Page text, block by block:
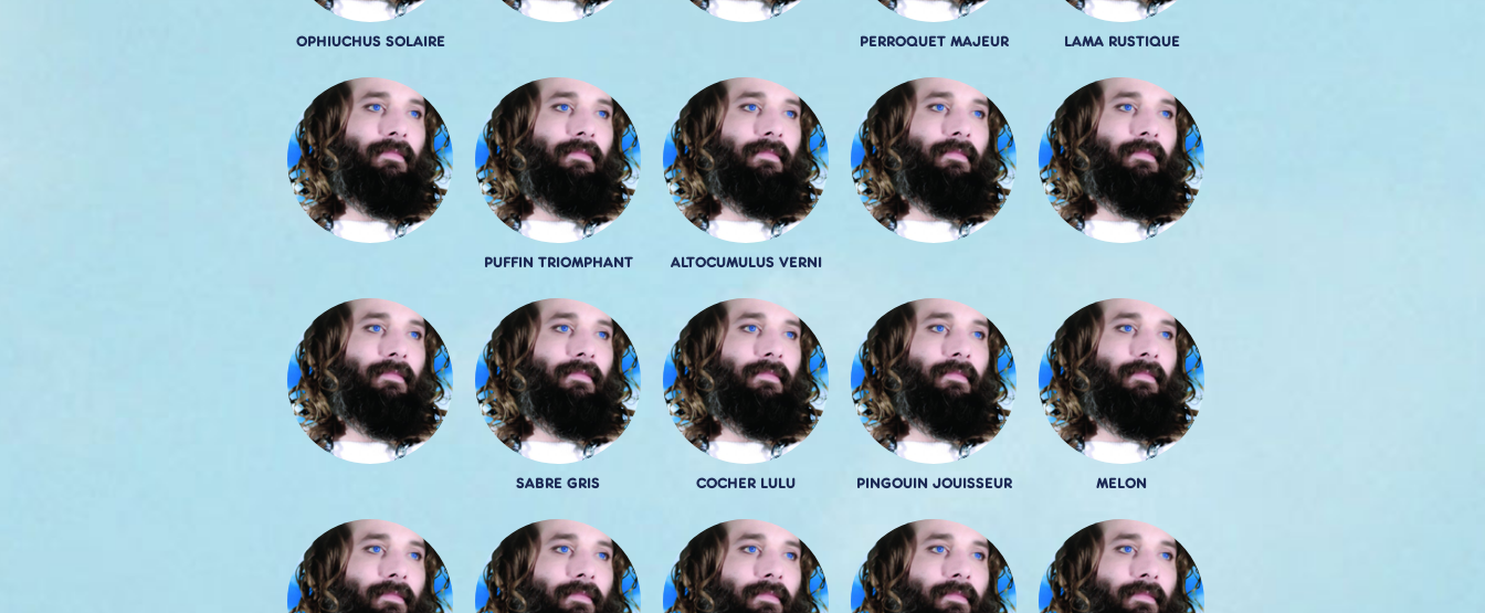
OPHIUCHUS SOLAIRE PERROQUET MAJEUR LAMA RUSTIQUE
PUFFIN TRIOMPHANT ALTOCUMULUS VERNI
SABRE GRIS COCHER LULU PINGOUIN JOUISSEUR MELON